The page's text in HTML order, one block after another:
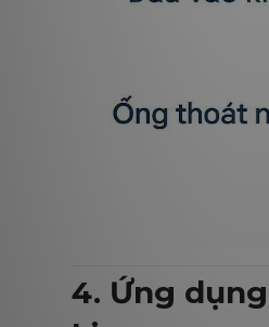
4. Ứng